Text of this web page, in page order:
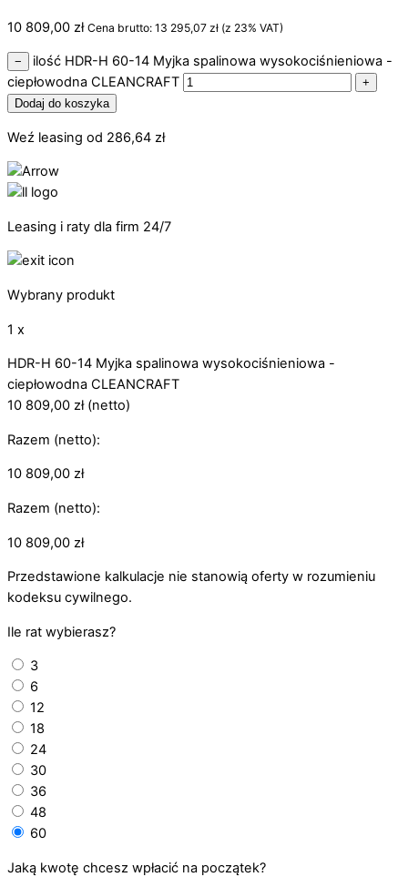
10 809,00 zł Cena brutto: 13 295,07 zł (z 23% VAT)
−
ilość HDR-H 60-14 Myjka spalinowa wysokociśnieniowa -
ciepłowodna CLEANCRAFT
+
Dodaj do koszyka
Weź leasing od 286,64 zł
Leasing i raty dla firm 24/7
Wybrany produkt
1 x
HDR-H 60-14 Myjka spalinowa wysokociśnieniowa -
ciepłowodna CLEANCRAFT
10 809,00 zł(netto)
Razem (netto):
10 809,00 zł
Razem (netto):
10 809,00 zł
Przedstawione kalkulacje nie stanowią oferty w rozumieniu
kodeksu cywilnego.
Ile rat wybierasz?
3
6
12
18
24
30
36
48
60
Jaką kwotę chcesz wpłacić na początek?